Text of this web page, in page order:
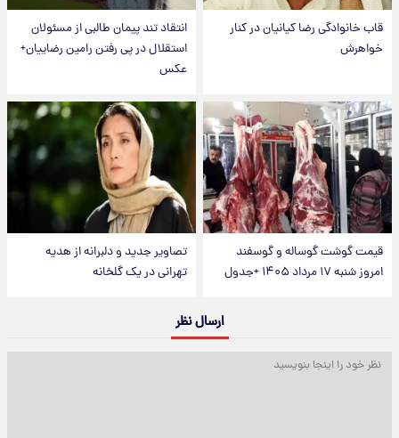
قاب خانوادگی رضا کیانیان در کنار
خواهرش
انتقاد تند پیمان طالبی از مسئولان
استقلال در پی رفتن رامین رضاییان+
عکس
قیمت گوشت گوساله و گوسفند
امروز شنبه ۱۷ مرداد ۱۴۰۵ +جدول
تصاویر جدید و دلبرانه از هدیه
تهرانی در یک گلخانه
ارسال نظر